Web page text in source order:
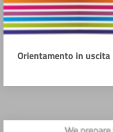
Orientamento in uscita